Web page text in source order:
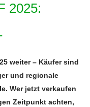
2025:
weiter – Käufer sind
und regionale
Wer jetzt verkaufen
Zeitpunkt achten,